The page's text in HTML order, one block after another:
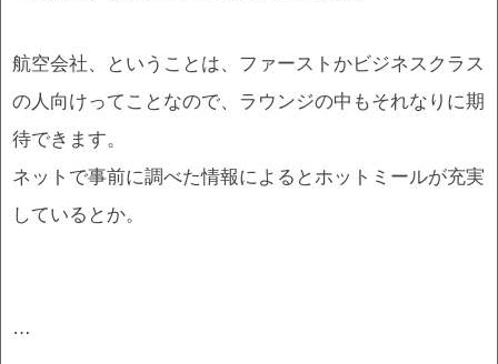
航空会社、ということは、ファーストかビジネスクラス
の人向けってことなので、ラウンジの中もそれなりに期
待できます。
ネットで事前に調べた情報によるとホットミールが充実
しているとか。
…